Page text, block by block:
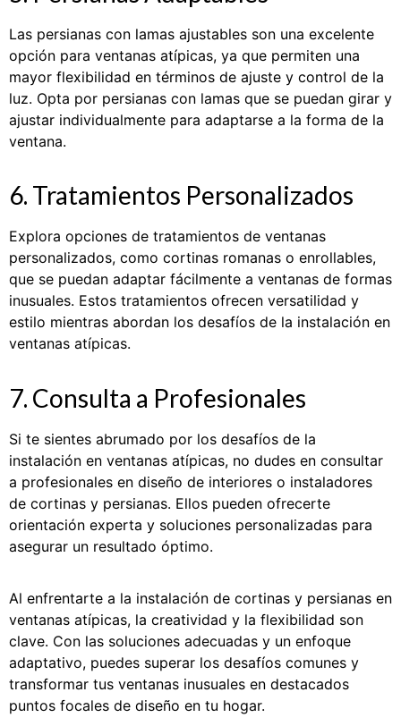
Las persianas con lamas ajustables son una excelente
opción para ventanas atípicas, ya que permiten una
mayor flexibilidad en términos de ajuste y control de la
luz. Opta por persianas con lamas que se puedan girar y
ajustar individualmente para adaptarse a la forma de la
ventana.
6. Tratamientos Personalizados
Explora opciones de tratamientos de ventanas
personalizados, como cortinas romanas o enrollables,
que se puedan adaptar fácilmente a ventanas de formas
inusuales. Estos tratamientos ofrecen versatilidad y
estilo mientras abordan los desafíos de la instalación en
ventanas atípicas.
7. Consulta a Profesionales
Si te sientes abrumado por los desafíos de la
instalación en ventanas atípicas, no dudes en consultar
a profesionales en diseño de interiores o instaladores
de cortinas y persianas. Ellos pueden ofrecerte
orientación experta y soluciones personalizadas para
asegurar un resultado óptimo.
Al enfrentarte a la instalación de cortinas y persianas en
ventanas atípicas, la creatividad y la flexibilidad son
clave. Con las soluciones adecuadas y un enfoque
adaptativo, puedes superar los desafíos comunes y
transformar tus ventanas inusuales en destacados
puntos focales de diseño en tu hogar.